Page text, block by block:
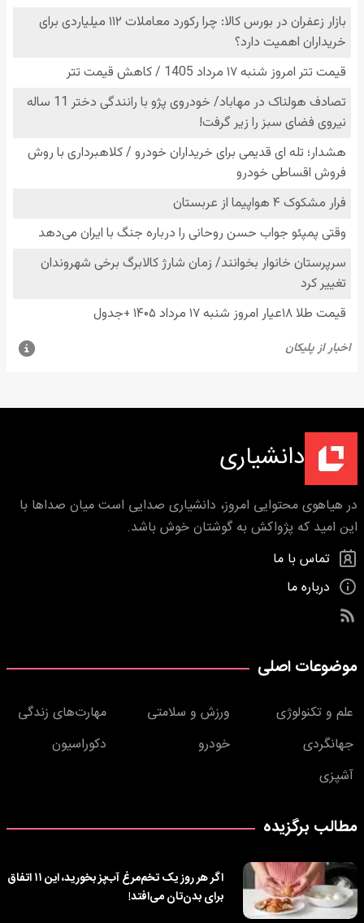
دانشیاری
در هیاهوی محتوایی امروز، دانشیاری صدایی است میان صداها با
این امید که پژواکش به گوشتان خوش باشد.
تماس با ما
درباره ما
موضوعات اصلی
علم و تکنولوژی ورزش و سلامتی
مهارت‌های زندگی
جهانگردی
خودرو
دکوراسیون
آشپزی
مطالب برگزیده
اگر هر روز یک تخم‌مرغ آب‌پز بخورید، این ۱۱ اتفاق
برای بدن‌تان می‌افتد!